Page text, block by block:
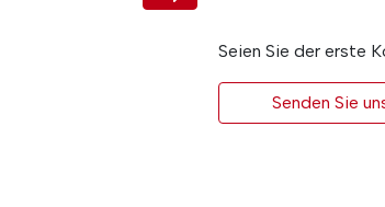
Seien Sie der erste
Senden Sie